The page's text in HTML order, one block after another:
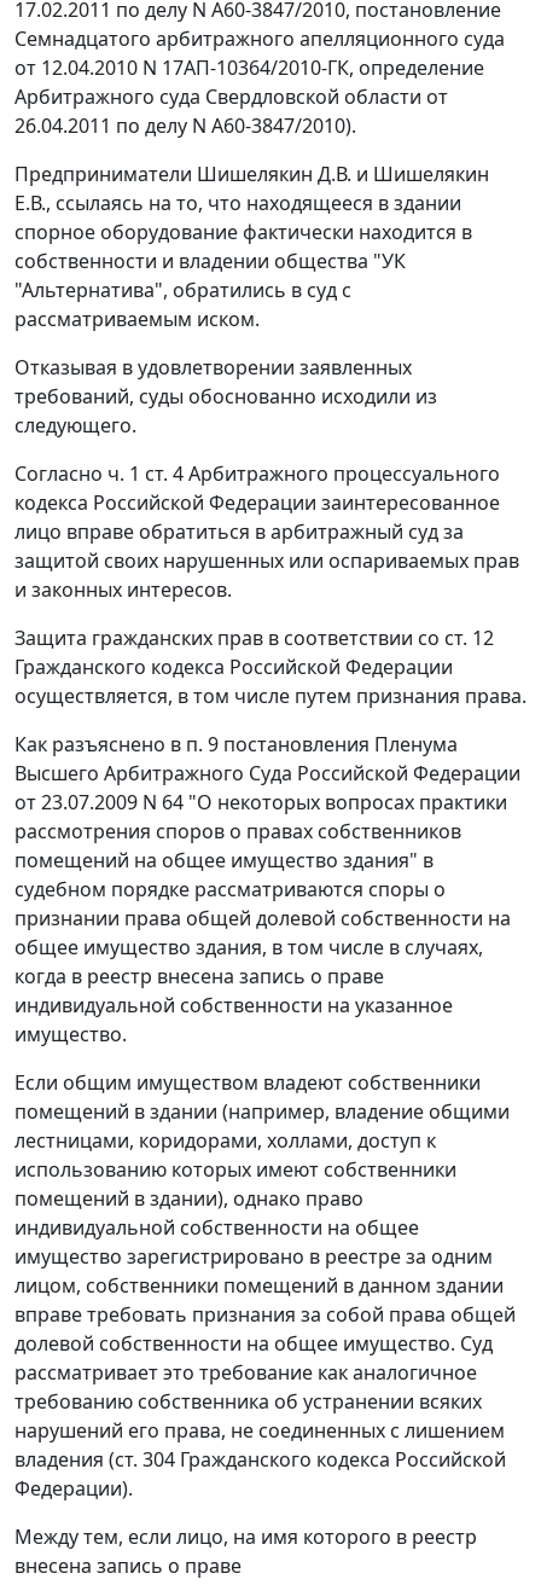
17.02.2011 по делу N А60-3847/2010, постановление
Семнадцатого арбитражного апелляционного суда
от 12.04.2010 N 17АП-10364/2010-ГК, определение
Арбитражного суда Свердловской области от
26.04.2011 по делу N А60-3847/2010).
Предприниматели Шишелякин Д.В. и Шишелякин
Е.В., ссылаясь на то, что находящееся в здании
спорное оборудование фактически находится в
собственности и владении общества "УК
"Альтернатива", обратились в суд с
рассматриваемым иском.
Отказывая в удовлетворении заявленных
требований, суды обоснованно исходили из
следующего.
Согласно ч. 1 ст. 4Арбитражного процессуального
кодекса Российской Федерации заинтересованное
лицо вправе обратиться в арбитражный суд за
защитой своих нарушенных или оспариваемых прав
и законных интересов.
Защита гражданских прав в соответствии со ст. 12
Гражданского кодекса Российской Федерации
осуществляется, в том числе путем признания права.
Как разъяснено в п. 9 постановления Пленума
Высшего Арбитражного Суда Российской Федерации
от 23.07.2009 N 64 "О некоторых вопросах практики
рассмотрения споров о правах собственников
помещений на общее имущество здания" в
судебном порядке рассматриваются споры о
признании права общей долевой собственности на
общее имущество здания, в том числе в случаях,
когда в реестр внесена запись о праве
индивидуальной собственности на указанное
имущество.
Если общим имуществом владеют собственники
помещений в здании (например, владение общими
лестницами, коридорами, холлами, доступ к
использованию которых имеют собственники
помещений в здании), однако право
индивидуальной собственности на общее
имущество зарегистрировано в реестре за одним
лицом, собственники помещений в данном здании
вправе требовать признания за собой права общей
долевой собственности на общее имущество. Суд
рассматривает это требование как аналогичное
требованию собственника об устранении всяких
нарушений его права, не соединенных с лишением
владения (ст. 304 Гражданского кодекса Российской
Федерации).
Между тем, если лицо, на имя которого в реестр
внесена запись о праве